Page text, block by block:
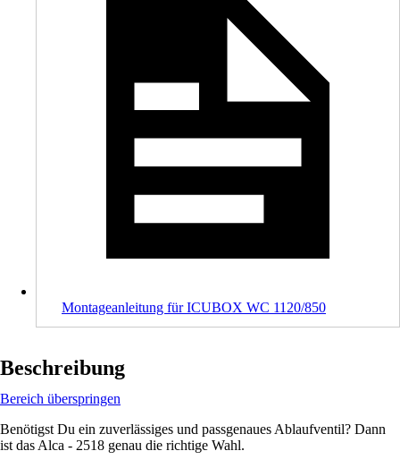
Montageanleitung für ICUBOX WC 1120/850
Beschreibung
Bereich überspringen
Benötigst Du ein zuverlässiges und passgenaues Ablaufventil? Dann
ist das Alca - 2518 genau die richtige Wahl.